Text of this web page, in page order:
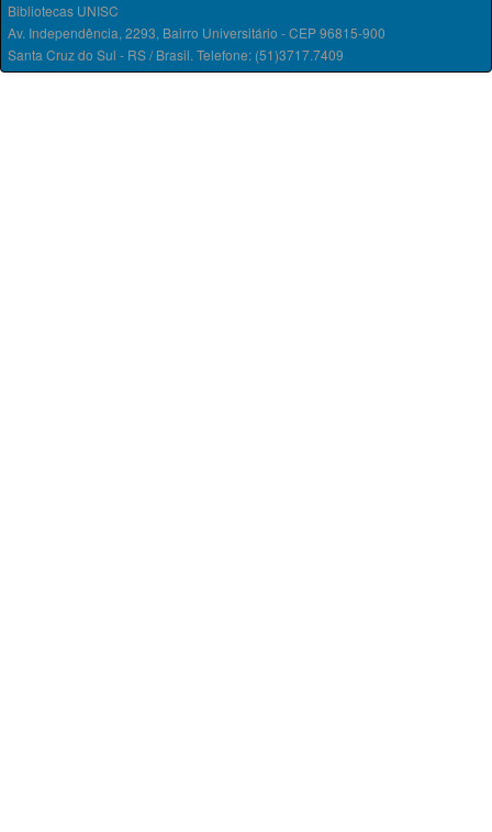
Bibliotecas UNISC
Av. Independência, 2293, Bairro Universitário - CEP 96815-900
Santa Cruz do Sul - RS / Brasil. Telefone: (51)3717.7409